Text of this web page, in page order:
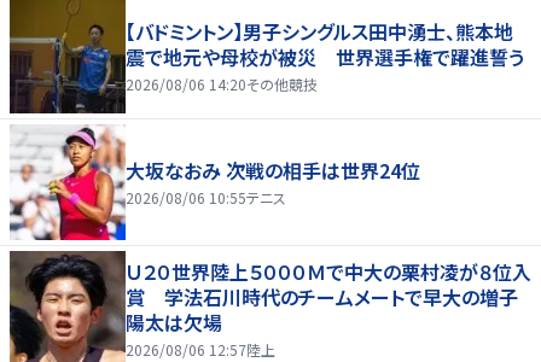
【バドミントン】男子シングルス田中湧士、熊本地
震で地元や母校が被災 世界選手権で躍進誓う
2026/08/06 14:20その他競技
大坂なおみ 次戦の相手は世界24位
2026/08/06 10:55テニス
Ｕ２０世界陸上５０００Ｍで中大の栗村凌が８位入
賞 学法石川時代のチームメートで早大の増子
陽太は欠場
2026/08/06 12:57陸上